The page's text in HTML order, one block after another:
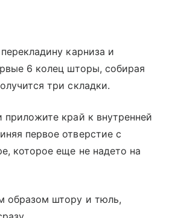
карниза и
6 колец шторы, собирая
три складки.
край к внутренней
первое отверстие с
которое еще не надето на
образом штору и тюль,